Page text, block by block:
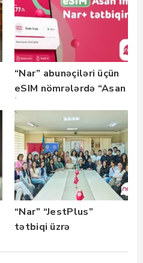
“Nar” abunəçiləri üçün
eSIM nömrələrdə “Asan
istifadəyə verildi
“Nar” “JestPlus”
tətbiqi üzrə